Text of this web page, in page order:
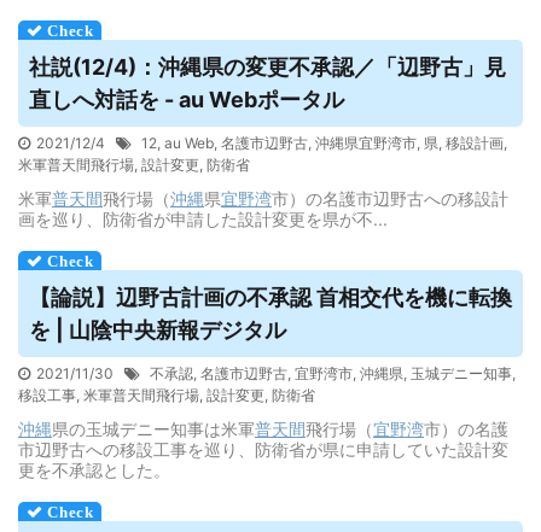
社説(12/4)：沖縄県の変更不承認／「辺野古」見
直しへ対話を - au Webポータル
2021/12/4 12, au Web, 名護市辺野古, 沖縄県宜野湾市, 県, 移設計画,
米軍普天間飛行場, 設計変更, 防衛省
米軍普天間飛行場（沖縄県宜野湾市）の名護市辺野古への移設計
画を巡り、防衛省が申請した設計変更を県が不...
【論説】辺野古計画の不承認 首相交代を機に転換
を | 山陰中央新報デジタル
2021/11/30 不承認, 名護市辺野古, 宜野湾市, 沖縄県, 玉城デニー知事,
移設工事, 米軍普天間飛行場, 設計変更, 防衛省
沖縄県の玉城デニー知事は米軍普天間飛行場（宜野湾市）の名護
市辺野古への移設工事を巡り、防衛省が県に申請していた設計変
更を不承認とした。